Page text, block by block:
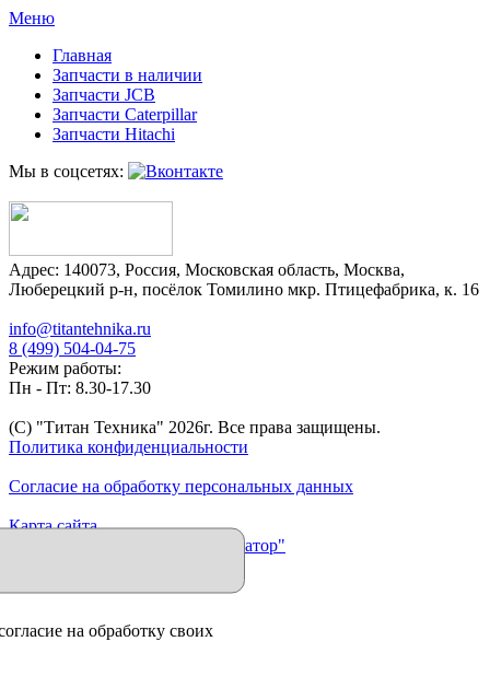
Меню
Главная
Запчасти в наличии
Запчасти JCB
Запчасти Caterpillar
Запчасти Hitachi
Мы в соцсетях:
Адрес: 140073, Россия, Московская область, Москва,
Люберецкий р-н, посёлок Томилино мкр. Птицефабрика, к. 16
info@titantehnika.ru
8 (499) 504-04-75
Режим работы:
Пн - Пт: 8.30-17.30
(C) "Титан Техника" 2026г. Все права защищены.
Политика конфиденциальности
Согласие на обработку персональных данных
Карта сайта
Продвижение сайта "Иллюминатор"
на обработку своих